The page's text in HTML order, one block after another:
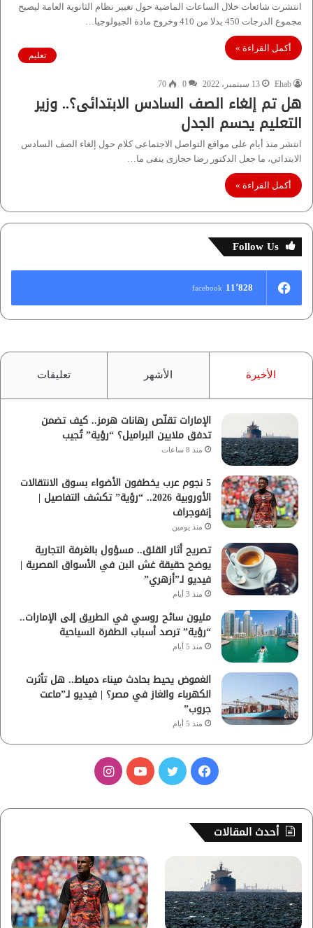
انتشرت شائعات خلال الساعات الماضية حول تغيير نظام الثانوية العامة ليصبح
مجموع الدرجات 450 بدلا من 410 وخروج مادة الجيولوجيا…
أكمل القراءة »
تعليم
Ehab 13 سبتمبر، 2022 0
70
هل تم إلغاء الصف السادس الابتدائى؟.. وزير
التعليم يحسم الجدل
انتشر منذ أيام على مواقع التواصل الاجتماعى كلام حول إلغاء الصف السادس
الابتدائي، ما جعل الدكتور رضا حجازى ينفى ما…
أكمل القراءة »
Follow Us
11٬828 facebook
الأخيرة الأشهر تعليقات
الإمارات تقلّص رهانات هرمز.. كيف تضمن
تدفق ملايين البراميل؟ “رؤية” تُجيب
منذ 8 ساعات
5 نجوم عرب يخطفون الأضواء بسوق الانتقالات
الأوروبية 2026.. “رؤية” تكشف التفاصيل |
إنفوجراف
منذ يومين
تصريح أثار القلق.. مسؤول بالغرفة التجارية
يوضح حقيقة غش البن في الأسواق المصرية |
فيديو لـ”أزهري”
منذ 3 أيام
مليون سائح روسي في الطريق إلى الإمارات..
“رؤية” ترصد أسباب الطفرة السياحية
منذ 5 أيام
الغموض يحيط بحادث ميناء دمياط.. هل تأثرت
الكهرباء والغاز في مصر؟ | فيديو لـ”ماعت
جروب”
منذ 5 أيام
س
ب
ك
ي
و
ب
ت
ق
ر
أحدث المقالات